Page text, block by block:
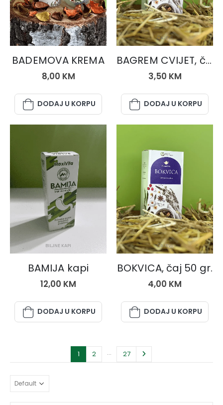
PRIRODNA KOZMETIKA
BADEMOVA KREMA
8,00 KM
DODAJ U KORPU
ČAJEVI
BAGREM CVIJET, čaj 50 gr.
3,50 KM
DODAJ U KORPU
BILJNE KAPI
BAMIJA kapi
12,00 KM
DODAJ U KORPU
ČAJEVI
BOKVICA, čaj 50 gr.
4,00 KM
DODAJ U KORPU
1 2 … 27